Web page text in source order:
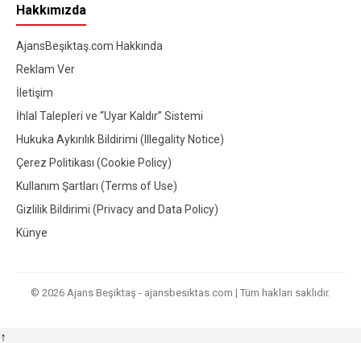
Hakkımızda
AjansBeşiktaş.com Hakkında
Reklam Ver
İletişim
İhlal Talepleri ve “Uyar Kaldır” Sistemi
Hukuka Aykırılık Bildirimi (Illegality Notice)
Çerez Politikası (Cookie Policy)
Kullanım Şartları (Terms of Use)
Gizlilik Bildirimi (Privacy and Data Policy)
Künye
© 2026 Ajans Beşiktaş - ajansbesiktas.com | Tüm hakları saklıdır.
↑